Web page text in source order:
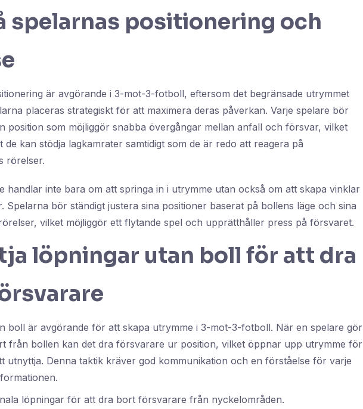
spelarnas positionering och
är avgörande i 3-mot-3-fotboll, eftersom det begränsade utrymmet
placeras strategiskt för att maximera deras påverkan. Varje spelare bör
position som möjliggör snabba övergångar mellan anfall och försvar, vilket
de kan stödja lagkamrater samtidigt som de är redo att reagera på
rörelser.
handlar inte bara om att springa in i utrymme utan också om att skapa vinklar
Spelarna bör ständigt justera sina positioner baserat på bollens läge och sina
vilket möjliggör ett flytande spel och upprätthåller press på försvaret.
löpningar utan boll för att dra
boll är avgörande för att skapa utrymme i 3-mot-3-fotboll. När en spelare gör
från bollen kan det dra försvarare ur position, vilket öppnar upp utrymme för
utnyttja. Denna taktik kräver god kommunikation och en förståelse för varje
löpningar för att dra bort försvarare från nyckelområden.